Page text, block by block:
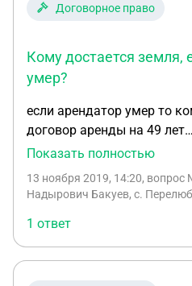
Договорное право
Кому достается земля,
умер?
если арендатор умер то
договор аренды на 49 лет
ииииииии
Показать полностью
13 ноября 2019, 14:20, вопрос
Надырович Бакуев, с. Перелюб
1 ответ